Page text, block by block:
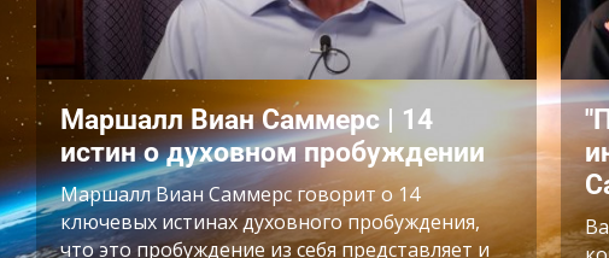
Маршалл Виан Саммерс | 14
истин о духовном пробуждении
Маршалл Виан Саммерс говорит о 14
ключевых истинах духовного пробуждения,
что это пробуждение из себя представляет и